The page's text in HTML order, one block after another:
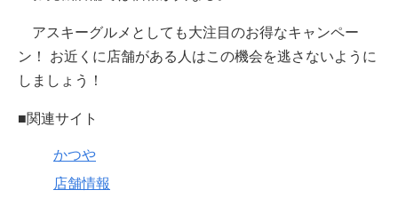
アスキーグルメとしても大注目のお得なキャンペー
ン！ お近くに店舗がある人はこの機会を逃さないように
しましょう！
■関連サイト
かつや
店舗情報